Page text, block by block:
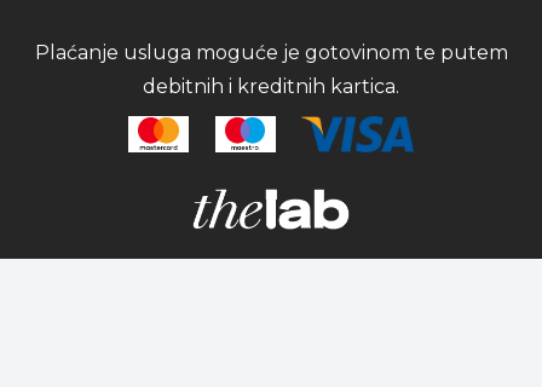
Plaćanje usluga moguće je gotovinom te putem
debitnih i kreditnih kartica.